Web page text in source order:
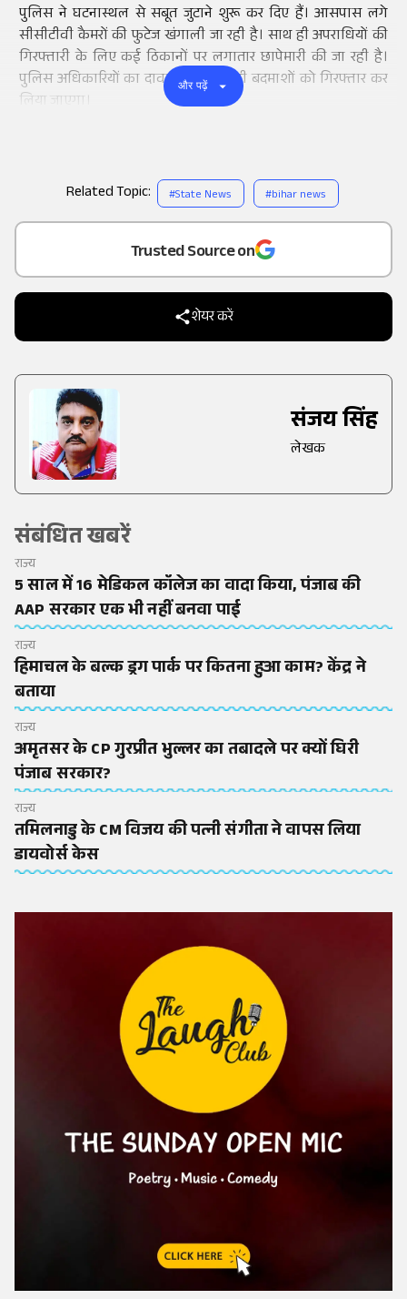
Add
as a
Trusted Source on
शेयर करें
संजय सिंह
लेखक
संबंधित खबरें
राज्य
5 साल में 16 मेडिकल कॉलेज का वादा किया, पंजाब की
AAP सरकार एक भी नहीं बनवा पाई
राज्य
हिमाचल के बल्क ड्रग पार्क पर कितना हुआ काम? केंद्र ने
बताया
राज्य
अमृतसर के CP गुरप्रीत भुल्लर का तबादले पर क्यों घिरी
पंजाब सरकार?
राज्य
तमिलनाडु के CM विजय की पत्नी संगीता ने वापस लिया
डायवोर्स केस
पुलिस ने घटनास्थल से सबूत जुटाने शुरू कर दिए हैं। आसपास लगे
सीसीटीवी कैमरों की फुटेज खंगाली जा रही है। साथ ही अपराधियों की
गिरफ्तारी के लिए कई ठिकानों पर लगातार छापेमारी की जा रही है।
पुलिस अधिकारियों का दावा है कि जल्द ही बदमाशों को गिरफ्तार कर
लिया जाएगा।
और पढ़ें
Related Topic: #State News #bihar news